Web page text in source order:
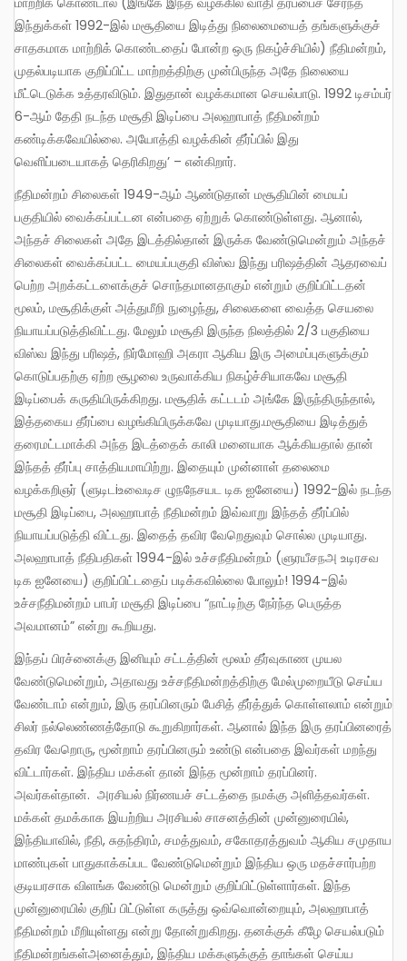
இந்துக்கள் 1992-இல் மசூதியை இடித்து நிலைமையைத் தங்களுக்குச்
சாதகமாக மாற்றிக் கொண்டதைப் போன்ற ஒரு நிகழ்ச்சியில்) நீதிமன்றம்,
முதல்படியாக குறிப்பிட்ட மாற்றத்திற்கு முன்பிருந்த அதே நிலையை
மீட்டெடுக்க உத்தரவிடும். இதுதான் வழக்கமான செயல்பாடு. 1992 டிசம்பர்
6-ஆம் தேதி நடந்த மசூதி இடிப்பை அலஹாபாத் நீதிமன்றம்
கண்டிக்கவேயில்லை. அயோத்தி வழக்கின் தீர்ப்பில் இது
வெளிப்படையாகத் தெரிகிறது’ – என்கிறார்.
நீதிமன்றம் சிலைகள் 1949-ஆம் ஆண்டுதான் மசூதியின் மையப்
பகுதியில் வைக்கப்பட்டன என்பதை ஏற்றுக் கொண்டுள்ளது. ஆனால்,
அந்தச் சிலைகள் அதே இடத்தில்தான் இருக்க வேண்டுமென்றும் அந்தச்
சிலைகள் வைக்கப்பட்ட மையப்பகுதி விஸ்வ இந்து பரிஷத்தின் ஆதரவைப்
பெற்ற அறக்கட்டளைக்குச் சொந்தமானதாகும் என்றும் குறிப்பிட்டதன்
மூலம், மசூதிக்குள் அத்துமீறி நுழைந்து, சிலைகளை வைத்த செயலை
நியாயப்படுத்திவிட்டது. மேலும் மசூதி இருந்த நிலத்தில் 2/3 பகுதியை
விஸ்வ இந்து பரிஷத், நிர்மோஹி அகரா ஆகிய இரு அமைப்புகளுக்கும்
கொடுப்பதற்கு ஏற்ற சூழலை உருவாக்கிய நிகழ்ச்சியாகவே மசூதி
இடிப்பைக் கருதியிருக்கிறது. மசூதிக் கட்டடம் அங்கே இருந்திருந்தால்,
இத்தகைய தீர்ப்பை வழங்கியிருக்கவே முடியாது.மசூதியை இடித்துத்
தரைமட்டமாக்கி அந்த இடத்தைக் காலி மனையாக ஆக்கியதால் தான்
இந்தத் தீர்ப்பு சாத்தியமாயிற்று. இதையும் முன்னாள் தலைமை
வழக்கறிஞர் (ளுடிடiஉவைடிச ழுநநேசயட டிக ஐனேயை) 1992-இல் நடந்த
மசூதி இடிப்பை, அலஹாபாத் நீதிமன்றம் இவ்வாறு இந்தத் தீர்ப்பில்
நியாயப்படுத்தி விட்டது. இதைத் தவிர வேறெதுவும் சொல்ல முடியாது.
அலஹாபாத் நீதிபதிகள் 1994-இல் உச்சநீதிமன்றம் (ளுரயீசநஅ உடிரசவ
டிக ஐனேயை) குறிப்பிட்டதைப் படிக்கவில்லை போலும்! 1994-இல்
உச்சநீதிமன்றம் பாபர் மசூதி இடிப்பை “நாட்டிற்கு நேர்ந்த பெருத்த
அவமானம்” என்று கூறியது.
இந்தப் பிரச்னைக்கு இனியும் சட்டத்தின் மூலம் தீர்வுகாண முயல
வேண்டுமென்றும், அதாவது உச்சநீதிமன்றத்திற்கு மேல்முறையீடு செய்ய
வேண்டாம் என்றும், இரு தரப்பினரும் பேசித் தீர்த்துக் கொள்ளலாம் என்றும்
சிலர் நல்லெண்ணத்தோடு கூறுகிறார்கள். ஆனால் இந்த இரு தரப்பினரைத்
தவிர வேறொரு, மூன்றாம் தரப்பினரும் உண்டு என்பதை இவர்கள் மறந்து
விட்டார்கள். இந்திய மக்கள் தான் இந்த மூன்றாம் தரப்பினர்.
அவர்கள்தான். அரசியல் நிர்ணயச் சட்டத்தை நமக்கு அளித்தவர்கள்.
மக்கள் தமக்காக இயற்றிய அரசியல் சாசனத்தின் முன்னுரையில்,
இந்தியாவில், நீதி, சுதந்திரம், சமத்துவம், சகோதரத்துவம் ஆகிய சமுதாய
மாண்புகள் பாதுகாக்கப்பட வேண்டுமென்றும் இந்திய ஒரு மதச்சார்பற்ற
குடியரசாக விளங்க வேண்டு மென்றும் குறிப்பிட்டுள்ளார்கள். இந்த
முன்னுரையில் குறிப் பிட்டுள்ள கருத்து ஒவ்வொன்றையும், அலஹாபாத்
நீதிமன்றம் மீறியுள்ளது என்று தோன்றுகிறது. தனக்குக் கீழே செயல்படும்
நீதிமன்றங்கள்அனைத்தும், இந்திய மக்களுக்குத் தாங்கள் செய்ய